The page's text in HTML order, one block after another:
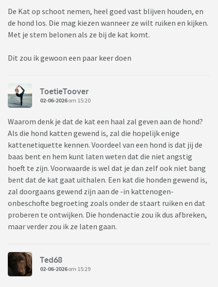
De Kat op schoot nemen, heel goed vast blijven houden, en
de hond los. Die mag kiezen wanneer ze wilt ruiken en kijken.
Met je stem belonen als ze bij de kat komt.
Dit zou ik gewoon een paar keer doen
ToetieToover
02-06-2026om 15:20
Waarom denk je dat de kat een haal zal geven aan de hond?
Als die hond katten gewend is, zal die hopelijk enige
kattenetiquette kennen. Voordeel van een hond is dat jij de
baas bent en hem kunt laten weten dat die niet angstig
hoeft te zijn. Voorwaarde is wel dat je dan zelf ook niet bang
bent dat de kat gaat uithalen. Een kat die honden gewend is,
zal doorgaans gewend zijn aan de -in kattenogen-
onbeschofte begroeting zoals onder de staart ruiken en dat
proberen te ontwijken. Die hondenactie zou ik dus afbreken,
maar verder zou ik ze laten gaan.
Ted68
02-06-2026om 15:29